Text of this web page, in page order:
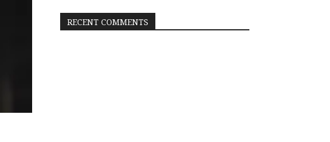
RECENT COMMENTS